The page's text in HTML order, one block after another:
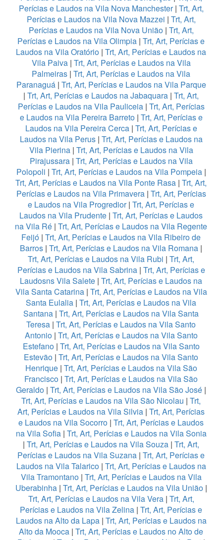
Perícias e Laudos na Vila Nova Manchester| Trt, Art,
Perícias e Laudos na Vila Nova Mazzei | Trt, Art,
Perícias e Laudos na Vila Nova União| Trt, Art,
Perícias e Laudos na Vila Olimpia | Trt, Art, Perícias e
Laudos na Vila Oratório | Trt, Art, Perícias e Laudos na
Vila Paiva| Trt, Art, Perícias e Laudos na Vila
Palmeiras | Trt, Art, Perícias e Laudos na Vila
Paranaguá| Trt, Art, Perícias e Laudos na Vila Parque
| Trt, Art, Perícias e Laudos na Jabaquara | Trt, Art,
Perícias e Laudos na Vila Pauliceia| Trt, Art, Perícias
e Laudos na Vila Pereira Barreto| Trt, Art, Perícias e
Laudos na Vila Pereira Cerca| Trt, Art, Perícias e
Laudos na Vila Perus| Trt, Art, Perícias e Laudos na
Vila Pierina| Trt, Art, Perícias e Laudos na Vila
Pirajussara| Trt, Art, Perícias e Laudos na Vila
Polopoli | Trt, Art, Perícias e Laudos na Vila Pompeia|
Trt, Art, Perícias e Laudos na Vila Ponte Rasa | Trt, Art,
Perícias e Laudos na Vila Primavera| Trt, Art, Perícias
e Laudos na Vila Progredior| Trt, Art, Perícias e
Laudos na Vila Prudente | Trt, Art, Perícias e Laudos
na Vila Ré | Trt, Art, Perícias e Laudos na Vila Regente
Feijó | Trt, Art, Perícias e Laudos na Vila Ribeiro de
Barros | Trt, Art, Perícias e Laudos na Vila Romana |
Trt, Art, Perícias e Laudos na Vila Rubi | Trt, Art,
Perícias e Laudos na Vila Sabrina| Trt, Art, Perícias e
Laudosns Vila Salete | Trt, Art, Perícias e Laudos na
Vila Santa Catarina| Trt, Art, Perícias e Laudos na Vila
Santa Eulalia | Trt, Art, Perícias e Laudos na Vila
Santana | Trt, Art, Perícias e Laudos na Vila Santa
Teresa | Trt, Art, Perícias e Laudos na Vila Santo
Antonio| Trt, Art, Perícias e Laudos na Vila Santo
Estefano| Trt, Art, Perícias e Laudos na Vila Santo
Estevão | Trt, Art, Perícias e Laudos na Vila Santo
Henrique| Trt, Art, Perícias e Laudos na Vila São
Francisco | Trt, Art, Perícias e Laudos na Vila São
Geraldo | Trt, Art, Perícias e Laudos na Vila São José |
Trt, Art, Perícias e Laudos na Vila São Nicolau | Trt,
Art, Perícias e Laudos na Vila Silvia | Trt, Art, Perícias
e Laudos na Vila Socorro | Trt, Art, Perícias e Laudos
na Vila Sofia| Trt, Art, Perícias e Laudos na Vila Sonia
| Trt, Art, Perícias e Laudos na Vila Souza | Trt, Art,
Perícias e Laudos na Vila Suzana | Trt, Art, Perícias e
Laudos na Vila Talarico| Trt, Art, Perícias e Laudos na
Vila Tramontano| Trt, Art, Perícias e Laudos na Vila
Uberabinha| Trt, Art, Perícias e Laudos na Vila União|
Trt, Art, Perícias e Laudos na Vila Vera| Trt, Art,
Perícias e Laudos na Vila Zelina | Trt, Art, Perícias e
Laudos na Alto da Lapa| Trt, Art, Perícias e Laudos na
Alto da Mooca | Trt, Art, Perícias e Laudos no Alto de